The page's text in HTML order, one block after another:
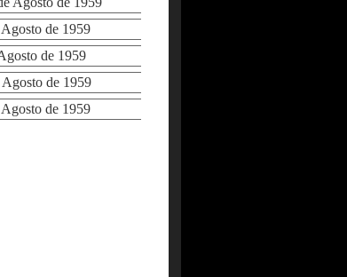
de 1959
de 1959
de 1959
de 1959